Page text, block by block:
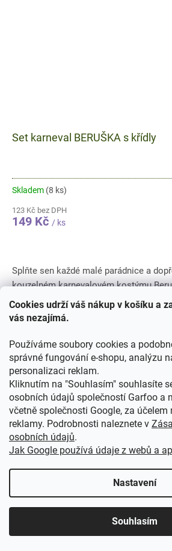
Cookies udrží váš nákup v košíku a
vás nezajímá.
Používáme soubory cookies a
správné fungování e-shopu, analýzu
personalizaci reklam.
Kliknutím na "Souhlasím" souhlasíte
osobních údajů společností Garfoo a
včetně společnosti Google, za účelem
reklamy. Podrobnosti naleznete v
osobních údajů.
Jak Google používá údaje z webů a
Nastavení
Souhlasím
Set karneval BERUŠKA s křídly
Skladem (8 ks)
123 Kč bez DPH
149 Kč / ks
Splňte sen každé malé parádnice a
kouzelném karnevalovém kostýmu
dětský kostým v sytě červené barvě s
zaujme na...
v
l
á
d
a
í
r
v
k
y
v
S
t
á
n
k
o
v
í
1 3
NAHORU
KONTAKT
Potřebujete s něčím poradit? Kontaktujte
ZAVOLEJTE NÁM